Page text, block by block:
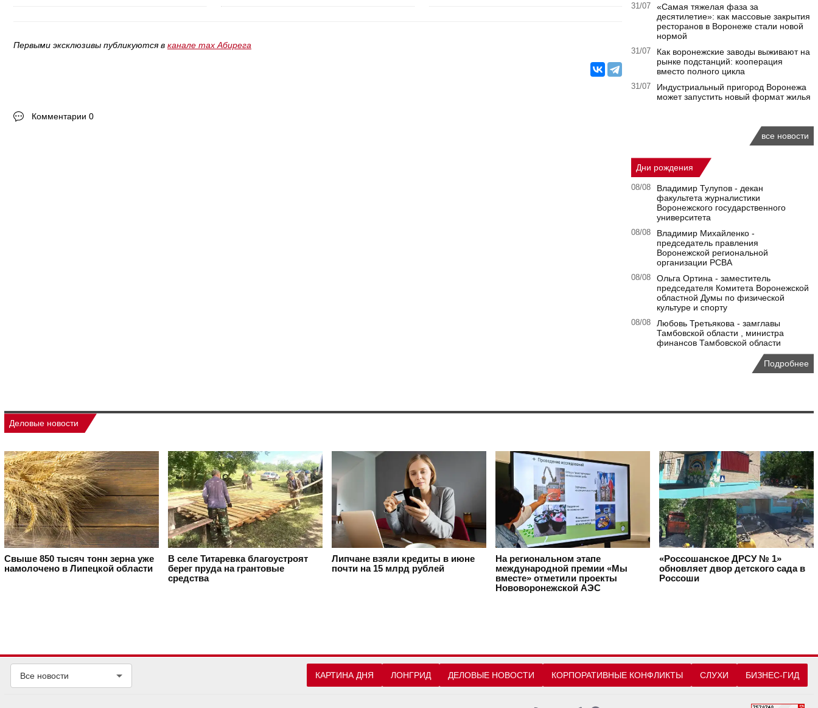
Первыми эксклюзивы публикуются в канале max Абирега
Комментарии 0
31/07
«Самая тяжелая фаза за
десятилетие»: как массовые закрытия
ресторанов в Воронеже стали новой
нормой
31/07
Как воронежские заводы выживают на
рынке подстанций: кооперация
вместо полного цикла
31/07
Индустриальный пригород Воронежа
может запустить новый формат жилья
все новости
Дни рождения
08/08
Владимир Тулупов - декан
факультета журналистики
Воронежского государственного
университета
08/08
Владимир Михайленко -
председатель правления
Воронежской региональной
организации РСВА
08/08
Ольга Ортина - заместитель
председателя Комитета Воронежской
областной Думы по физической
культуре и спорту
08/08
Любовь Третьякова - замглавы
Тамбовской области , министра
финансов Тамбовской области
Подробнее
Деловые новости
Свыше 850 тысяч тонн зерна уже
намолочено в Липецкой области
В селе Титаревка благоустроят
берег пруда на грантовые
средства
Липчане взяли кредиты в июне
почти на 15 млрд рублей
На региональном этапе
международной премии «Мы
вместе» отметили проекты
Нововоронежской АЭС
«Россошанское ДРСУ № 1»
обновляет двор детского сада в
Россоши
Все новости КАРТИНА ДНЯ ЛОНГРИД ДЕЛОВЫЕ НОВОСТИ КОРПОРАТИВНЫЕ КОНФЛИКТЫ СЛУХИ БИЗНЕС-ГИД